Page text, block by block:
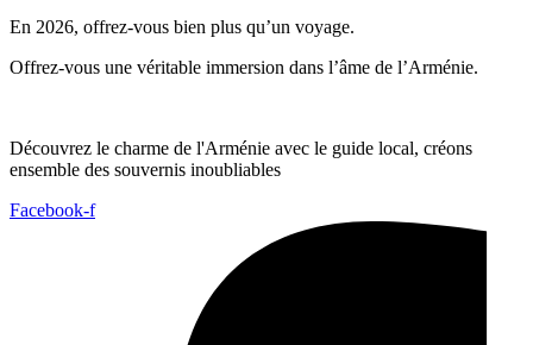
En 2026, offrez-vous bien plus qu’un voyage.
Offrez-vous une véritable immersion dans l’âme de l’Arménie.
Découvrez le charme de l'Arménie avec le guide local, créons
ensemble des souvernis inoubliables
Facebook-f